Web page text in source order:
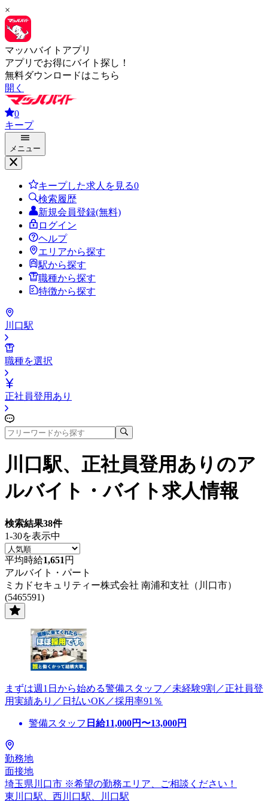
×
マッハバイトアプリ
アプリでお得にバイト探し！
無料ダウンロードはこちら
開く
0
キープ
メニュー
キープした求人を見る0
検索履歴
新規会員登録(無料)
ログイン
ヘルプ
エリアから探す
駅から探す
職種から探す
特徴から探す
川口駅
職種を選択
正社員登用あり
川口駅、正社員登用あり のア
ルバイト・バイト求人情報
検索結果38件
1-30を表示中
平均時給1,651 円
アルバイト・パート
ミカドセキュリティー株式会社 南浦和支社（川口市）
(5465591)
まずは週1日から始める警備スタッフ／未経験9割／正社員登
用実績あり／日払いOK／採用率91％
警備スタッフ 日給11,000円〜13,000円
勤務地
面接地
埼玉県川口市 ※希望の勤務エリア、ご相談ください！
東川口駅、西川口駅、川口駅